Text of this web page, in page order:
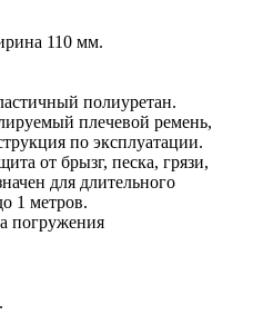
110 мм.
полиуретан.
плечевой ремень,
по эксплуатации.
от брызг, песка, грязи,
для длительного
1 метров.
погружения